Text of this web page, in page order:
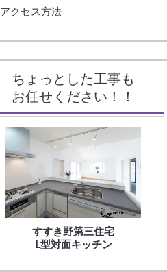
アクセス方法
ちょっとした工事も
お任せください！！
すすき野第三住宅
L型対面キッチン